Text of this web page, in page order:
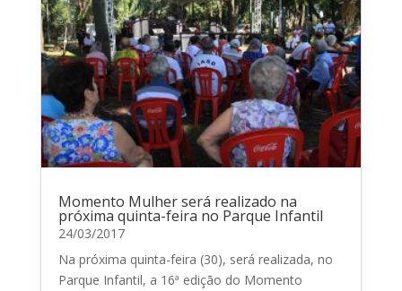
Momento Mulher será realizado na
próxima quinta-feira no Parque Infantil
24/03/2017
Na próxima quinta-feira (30), será realizada, no
Parque Infantil, a 16ª edição do Momento